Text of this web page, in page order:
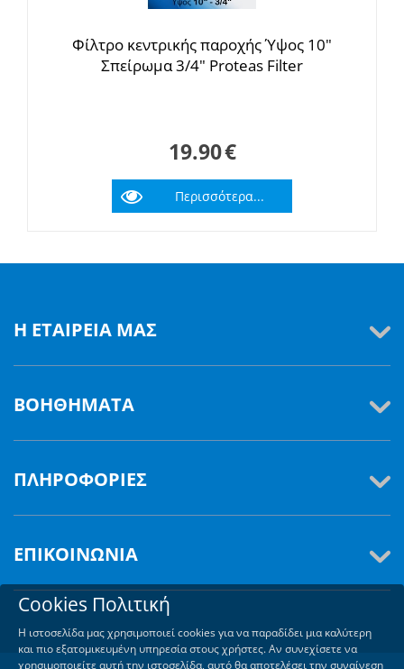
Φίλτρο κεντρικής παροχής Ύψος 10"
Σπείρωμα 3/4" Proteas Filter
19.90€
Περισσότερα...
Η ΕΤΑΙΡΕΊΑ ΜΑΣ
ΒΟΗΘΉΜΑΤΑ
ΠΛΗΡΟΦΟΡΊΕΣ
ΕΠΙΚΟΙΝΩΝΊΑ
Cookies Πολιτική
Η ιστοσελίδα μας χρησιμοποιεί cookies για να παραδίδει μια καλύτερη
και πιο εξατομικευμένη υπηρεσία στους χρήστες. Αν συνεχίσετε να
χρησιμοποιείτε αυτή την ιστοσελίδα, αυτό θα αποτελέσει την συναίνεση